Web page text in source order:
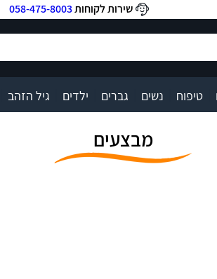
שירות לקוחות058-475-8003
טיפוח נשים גברים ילדים גיל הזהב
מבצעים